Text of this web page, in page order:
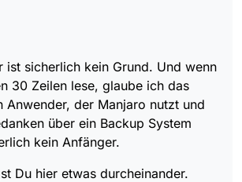
ist sicherlich kein Grund. Und wenn
30 Zeilen lese, glaube ich das
Anwender, der Manjaro nutzt und
über ein Backup System
kein Anfänger.
Du hier etwas durcheinander.